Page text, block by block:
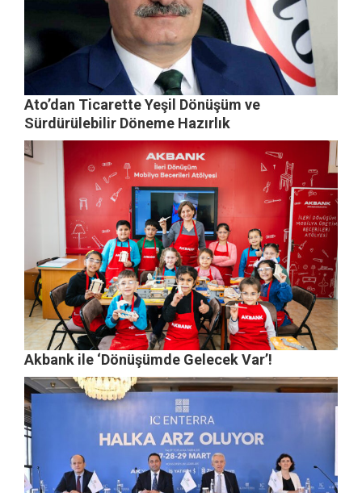
Ato’dan Ticarette Yeşil Dönüşüm ve
Sürdürülebilir Döneme Hazırlık
Akbank ile ‘Dönüşümde Gelecek Var’!